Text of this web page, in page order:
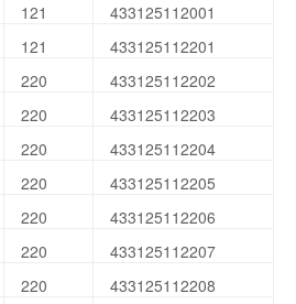
121
433125112001
121
433125112201
220
433125112202
220
433125112203
220
433125112204
220
433125112205
220
433125112206
220
433125112207
220
433125112208